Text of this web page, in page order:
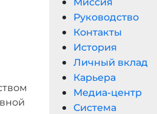
Руководство
Контакты
История
Личный вклад
Карьера
Медиа-центр
Система